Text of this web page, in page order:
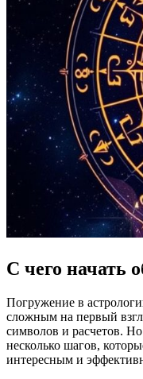
С чего начать
Погружение в
сложным на первый
символов и расчетов.
несколько шагов,
интересным и